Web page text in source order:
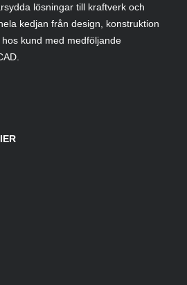
lösningar till kraftverk och
kedjan från design, konstruktion
kund med medföljande